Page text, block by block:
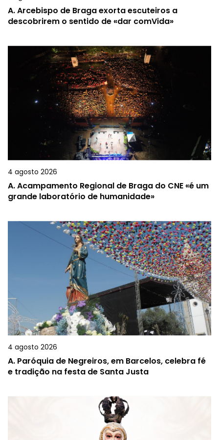
A.Arcebispo de Braga exorta escuteiros a
descobrirem o sentido de «dar comVida»
4 agosto 2026
A.Acampamento Regional de Braga do CNE «é um
grande laboratório de humanidade»
4 agosto 2026
A. Paróquia de Negreiros, em Barcelos, celebra fé
e tradição na festa de Santa Justa